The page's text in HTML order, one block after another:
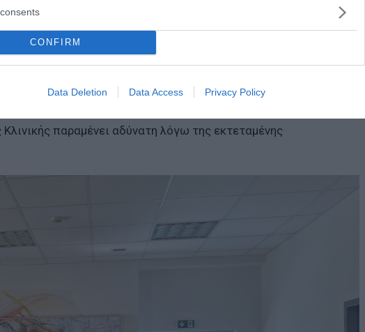
CONFIRM
Data Deletion Data Access Privacy Policy
του Οργανισμού του Νοσοκομείου, ώστε να
μεγαλύτερες νοσοκομειακές μονάδες της χώρας.
προσωπικού, οι οποίες αποτελούν βασικό λόγο για
αίθουσες του Νοσοκομείου. Οι εκπρόσωποι των
λειτουργούν με προσωπικό κάτω από τα όρια ασφαλείας, ενώ
παραμένει αδύνατη λόγω της εκτεταμένης